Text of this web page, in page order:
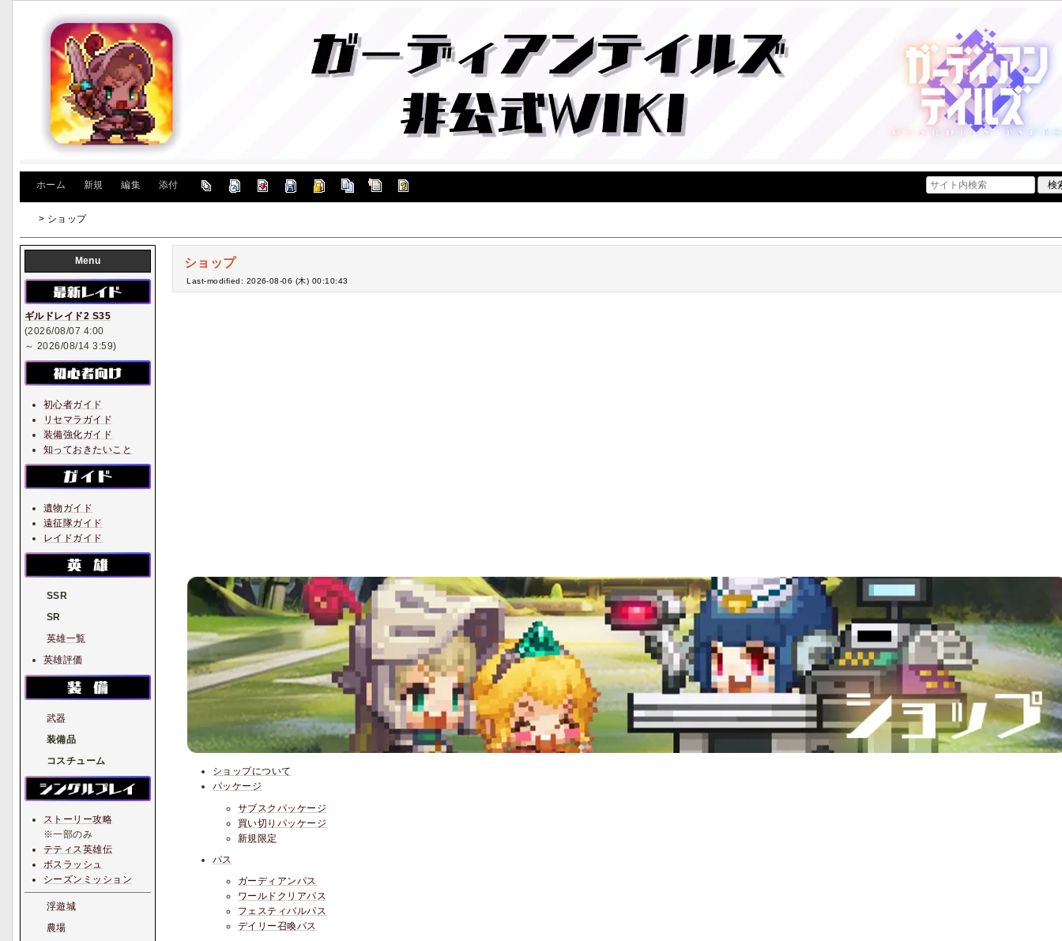
ホーム 新規 編集 添付
> ショップ
ショップ
Last-modified: 2026-08-06 (木) 00:10:43
ショップについて
パッケージ
サブスクパッケージ
買い切りパッケージ
新規限定
パス
ガーディアンパス
ワールドクリアパス
フェスティバルパス
デイリー召喚パス
Menu
ギルドレイド2 S35
(2026/08/07 4:00
～ 2026/08/14 3:59)
初心者ガイド
リセマラガイド
装備強化ガイド
知っておきたいこと
遺物ガイド
遠征隊ガイド
レイドガイド
SSR
SR
英雄一覧
英雄評価
武器
装備品
コスチューム
ストーリー攻略
※一部のみ
テティス英雄伝
ボスラッシュ
シーズンミッション
浮遊城
農場